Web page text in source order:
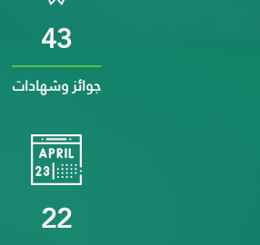
43
جوائز وشهادات
22